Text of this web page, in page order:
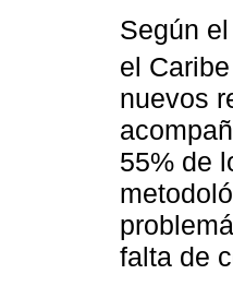
Según
el
nuevos
55% de
falta de